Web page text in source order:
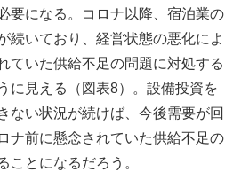
要になる。コロナ以降、宿泊業の
続いており、経営状態の悪化によ
ていた供給不足の問題に対処する
に見える（図表8）。設備投資を
ない状況が続けば、今後需要が回
ナ前に懸念されていた供給不足の
ことになるだろう。